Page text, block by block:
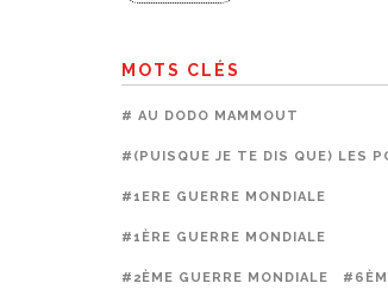
MOTS CLÉS
# AU DODO MAMMOUT
#(PUISQUE JE TE DIS QUE) LES
#1ERE GUERRE MONDIALE
#1ÈRE GUERRE MONDIALE
#2ÈME GUERRE MONDIALE